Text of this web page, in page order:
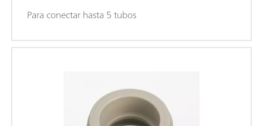
Para conectar hasta 5 tubos